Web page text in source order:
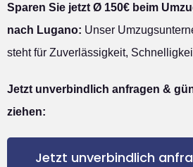
Sparen Sie jetzt Ø 150€ beim
nach Lugano: Unser
steht für Zuverlässigkeit,
Jetzt unverbindlich anfragen &
ziehen:
Jetzt unverbindlich